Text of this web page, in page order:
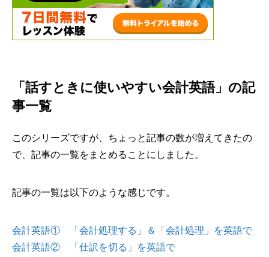
「話すときに使いやすい会計英語」の記
事一覧
このシリーズですが、ちょっと記事の数が増えてきたの
で、記事の一覧をまとめることにしました。
記事の一覧は以下のような感じです。
会計英語① 「会計処理する」＆「会計処理」を英語で
会計英語② 「仕訳を切る」を英語で